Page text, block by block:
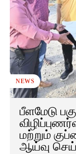
NEWS
பீளமேடு
மற்றும்
ஆய்வு